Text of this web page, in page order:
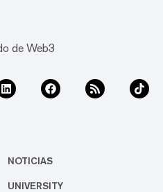
de Web3
NOTICIAS
UNIVERSITY